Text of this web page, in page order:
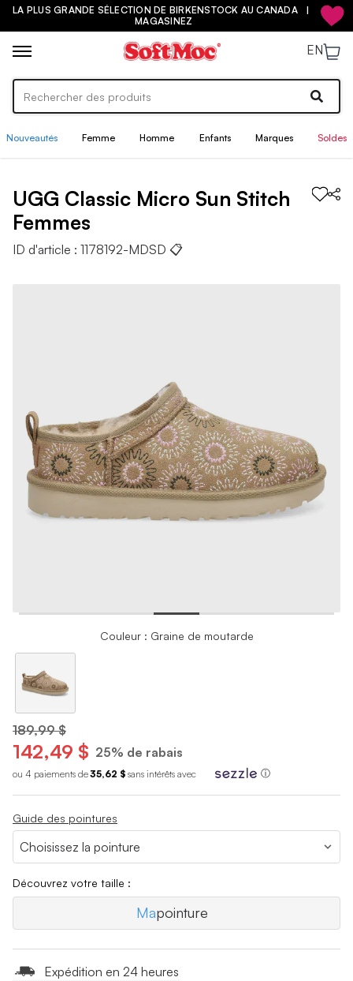
LA PLUS GRANDE SÉLECTION DE BIRKENSTOCK AU CANADA |
MAGASINEZ
EN
Nouveautés Femme Homme Enfants Marques Soldes
UGG Classic Micro Sun Stitch
Femmes
ID d'article : 1178192-MDSD 📋
Couleur : Graine de moutarde
189,99 $
142,49 $ 25% de rabais
ou 4 paiements de35,62 $ sans intérêts avec ⓘ
Guide des pointures
Découvrez votre taille :
Mapointure
Expédition en 24 heures